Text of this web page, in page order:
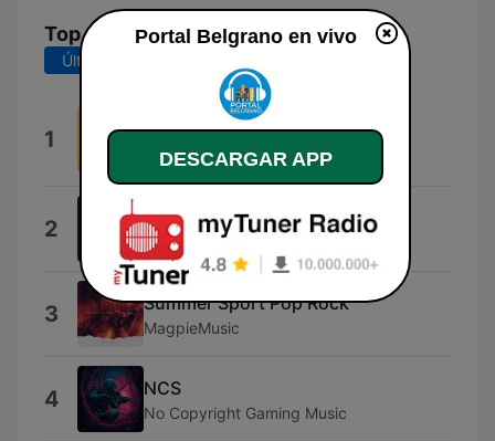
Top Canciones
Últimos 7 días
1
Prince (Online-Audio-
Micky
2 Libertango (Remix)
Ástor Piazzolla
3 Summer Sport Pop Rock
MagpieMusic
4 NCS
No Copyright Gaming Music
Portal Belgrano en vivo
DESCARGAR APP